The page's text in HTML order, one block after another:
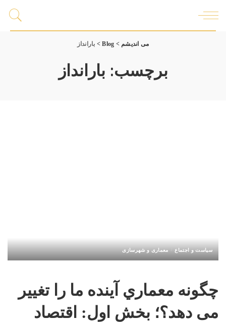
می اندیشم >
Blog
> بارانداز
برچسب: بارانداز
سیاست و اجتماع معماری و شهرسازی
چگونه معماري آینده ما را تغییر
می دهد؟؛ بخش اول: اقتصاد